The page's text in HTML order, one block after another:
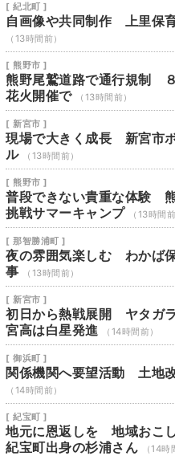
[ 紀北町 ]
自画像や共同制作 上里保
（13時間前）
[ 熊野市 ]
熊野尾鷲道路で通行規制
花火開催で
（13時間前）
[ 新宮市 ]
現場で大きく成長 新宮市
ル
（13時間前）
[ 熊野市 ]
普段できない貴重な体験
挑戦サマーキャンプ
（13時間前
[ 那智勝浦町 ]
夜の雰囲気楽しむ わかば
事
（13時間前）
[ 新宮市 ]
初日から熱戦展開 ヤタガ
宮高は白星発進
（14時間前）
[ 御浜町 ]
関係機関へ要望活動 土地
（14時間前）
[ 紀宝町 ]
地元に恩返しを 地域おこ
紀宝町出身の杉浦さん
（14時